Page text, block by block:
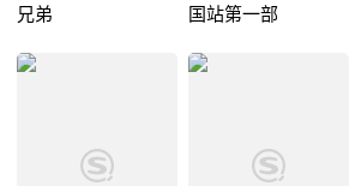
兄弟
国站第一部